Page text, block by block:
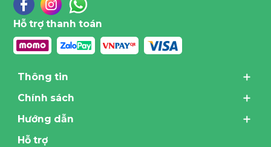
Hỗ trợ thanh toán
Thông tin
Chính sách
Hướng dẫn
Hỗ trợ